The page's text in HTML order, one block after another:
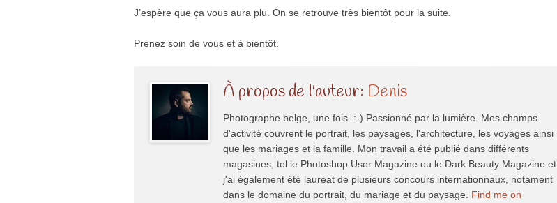
J’espère que ça vous aura plu. On se retrouve très bientôt pour la suite.
Prenez soin de vous et à bientôt.
À propos de l'auteur: Denis
Photographe belge, une fois. :-) Passionné par la lumière. Mes champs
d'activité couvrent le portrait, les paysages, l'architecture, les voyages ainsi
que les mariages et la famille. Mon travail a été publié dans différents
magasines, tel le Photoshop User Magazine ou le Dark Beauty Magazine et
j'ai également été lauréat de plusieurs concours internationnaux, notament
dans le domaine du portrait, du mariage et du paysage. Find me on